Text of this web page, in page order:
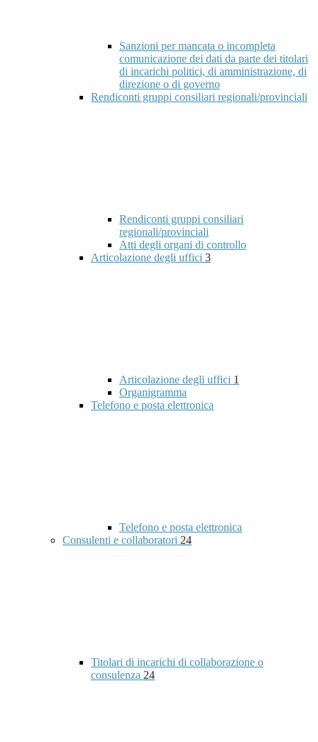
Sanzioni per mancata o incompleta
comunicazione dei dati da parte dei titolari
di incarichi politici, di amministrazione, di
direzione o di governo
Rendiconti gruppi consiliari regionali/provinciali
Rendiconti gruppi consiliari
regionali/provinciali
Atti degli organi di controllo
Articolazione degli uffici 3
Articolazione degli uffici 1
Organigramma
Telefono e posta elettronica
Telefono e posta elettronica
Consulenti e collaboratori 24
Titolari di incarichi di collaborazione o
consulenza 24